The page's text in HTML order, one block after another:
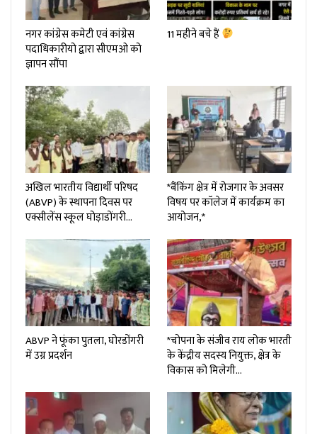
नगर कांग्रेस कमेटी एवं कांग्रेस
पदाधिकारीयो द्वारा सीएमओ को
ज्ञापन सौंपा
11 महीने बचे हैं
अखिल भारतीय विद्यार्थी परिषद
(ABVP) के स्थापना दिवस पर
एक्सीलेंस स्कूल घोड़ाडोंगरी…
*बैंकिंग क्षेत्र में रोजगार के अवसर
विषय पर कॉलेज में कार्यक्रम का
आयोजन,*
ABVP ने फूंका पुतला, घोरडोंगरी
में उग्र प्रदर्शन
*चोपना के संजीव राय लोक भारती
के केंद्रीय सदस्य नियुक्त, क्षेत्र के
विकास को मिलेगी…